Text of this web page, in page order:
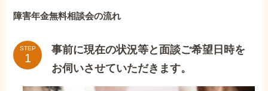
障害年金無料相談会の流れ
STEP
事前に現在の状況等と面談ご希望日時を
お伺いさせていただきます。